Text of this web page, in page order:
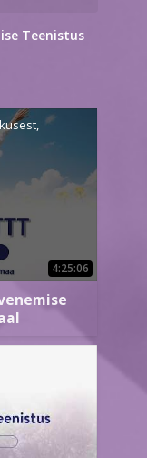
Teenistus
4:25:06